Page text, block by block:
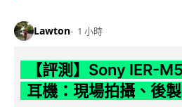
Lawton 1 小時
【評測】Sony IER-
耳機：現場拍攝、後